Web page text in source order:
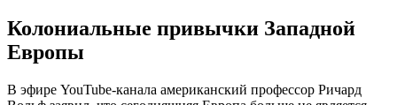
Колониальные привычки Западной
Европы
В эфире YouTube-канала американский профессор Ричард